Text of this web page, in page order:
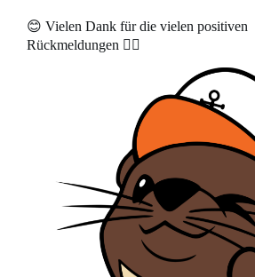
😊 Vielen Dank für die vielen positiven
Rückmeldungen 👍🏻